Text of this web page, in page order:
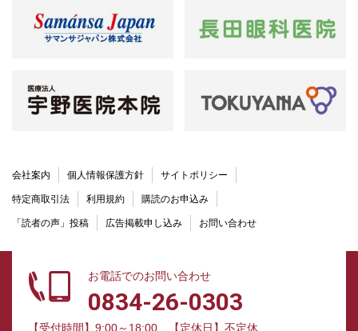
会社案内 個人情報保護方針 サイトポリシー
特定商取引法 利用規約 購読のお申込み
「読者の声」投稿 広告掲載申し込み お問い合わせ
お電話でのお問い合わせ
0834-26-0303
【受付時間】9:00～18:00 【定休日】不定休